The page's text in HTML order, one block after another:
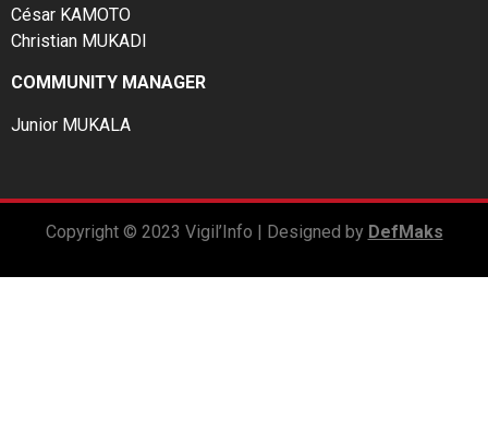
César KAMOTO
Christian MUKADI
COMMUNITY MANAGER
Junior MUKALA
Copyright © 2023 Vigil’Info | Designed by DefMaks